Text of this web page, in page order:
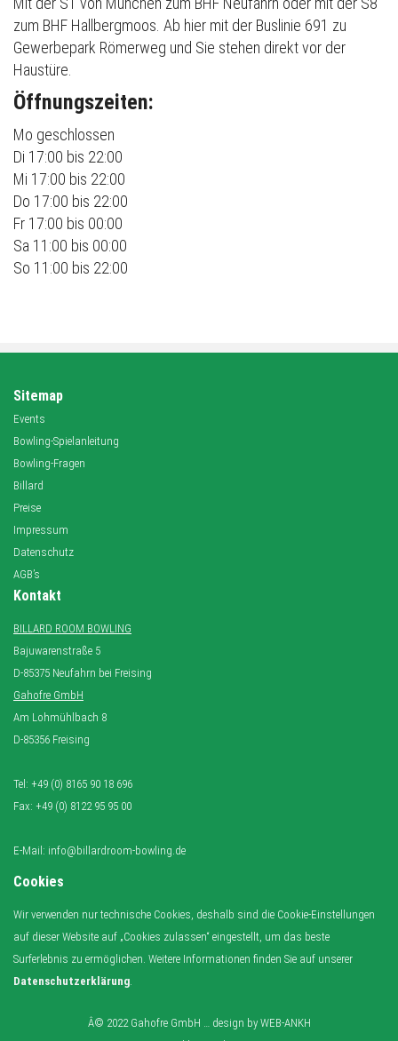
zum BHF Hallbergmoos. Ab hier mit der Buslinie 691 zu
Gewerbepark Römerweg und Sie stehen direkt vor der
Haustüre.
Öffnungszeiten:
Mo geschlossen
Di 17:00 bis 22:00
Mi 17:00 bis 22:00
Do 17:00 bis 22:00
Fr 17:00 bis 00:00
Sa 11:00 bis 00:00
So 11:00 bis 22:00
Sitemap
Events
Bowling-Spielanleitung
Bowling-Fragen
Billard
Preise
Impressum
Datenschutz
AGB’s
Kontakt
BILLARD ROOM BOWLING
Bajuwarenstraße 5
D-85375 Neufahrn bei Freising
Gahofre GmbH
Am Lohmühlbach 8
D-85356 Freising
Tel: +49 (0) 8165 90 18 696
Fax: +49 (0) 8122 95 95 00
E-Mail: info@billardroom-bowling.de
Cookies
Wir verwenden nur technische Cookies, deshalb sind die Cookie-Einstellungen
auf dieser Website auf „Cookies zulassen“ eingestellt, um das beste
Surferlebnis zu ermöglichen. Weitere Informationen finden Sie auf unserer
Datenschutzerklärung.
Â© 2022 Gahofre GmbH … design by WEB-ANKH